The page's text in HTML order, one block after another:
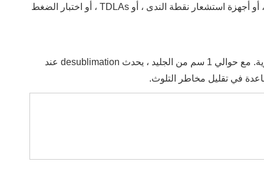
بتحكم أفضل للعملية. بالنسبة للكشف عن نقطة النهاية ، يمكن حتى نماذج benchtop استخدام طرق مثل تباعد pirani-acapacitance ، أو أجهزة استشعار نقطة الندى ، أو TDLAs ، أو اختبار الضغط
تطابق سعة الجليد للمكثف مع إجمالي الحمل المائي للتشغيل. إذا كان الثلج يبني سميكًا جدًا ، فإن الالتقاط يتباطأ ، ويصبح الإزالة ضرورية. مع حوالي 1 سم من الجليد ، يحدث desublimation عند